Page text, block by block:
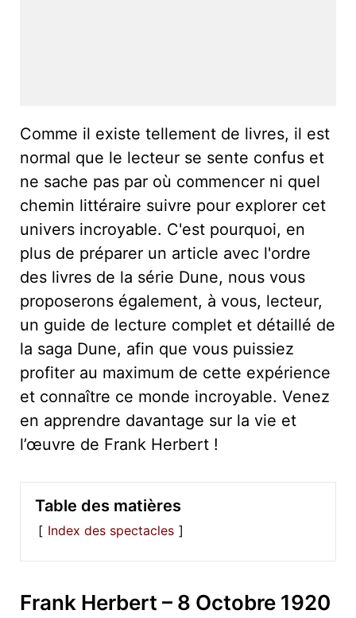
Comme il existe tellement de livres, il est
normal que le lecteur se sente confus et
ne sache pas par où commencer ni quel
chemin littéraire suivre pour explorer cet
univers incroyable. C'est pourquoi, en
plus de préparer un article avec l'ordre
des livres de la série Dune, nous vous
proposerons également, à vous, lecteur,
un guide de lecture complet et détaillé de
la saga Dune, afin que vous puissiez
profiter au maximum de cette expérience
et connaître ce monde incroyable. Venez
en apprendre davantage sur la vie et
l’œuvre de Frank Herbert !
Table des matières
Index des spectacles
Frank Herbert – 8 Octobre 1920